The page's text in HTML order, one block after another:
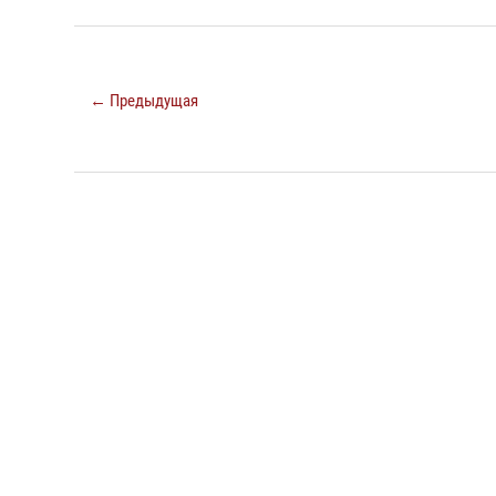
← Предыдущая